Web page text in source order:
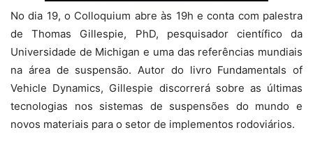
No dia 19, o Colloquium abre às 19h e conta com palestra
de Thomas Gillespie, PhD, pesquisador científico da
Universidade de Michigan e uma das referências mundiais
na área de suspensão. Autor do livro Fundamentals of
Vehicle Dynamics, Gillespie discorrerá sobre as últimas
tecnologias nos sistemas de suspensões do mundo e
novos materiais para o setor de implementos rodoviários.